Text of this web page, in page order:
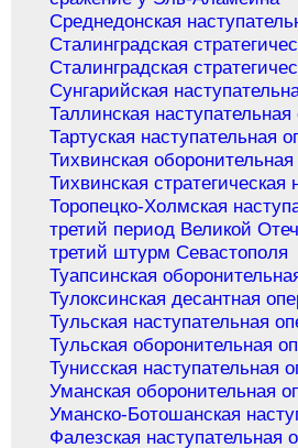
Среднедонская
Сталинградская
Сталинградская
Сунгарийская
Таллинская
Тартуская наступательная
Тихвинская
Тихвинская
Торопецко-Холмская
третий период Великой
третий штурм Севастополя
Туапсинская
Тулоксинская десантная
Тульская наступательная
Тульская оборонительная
Тунисская наступательная
Уманская оборонительная
Уманско-Ботошанская
Фалезская наступательная